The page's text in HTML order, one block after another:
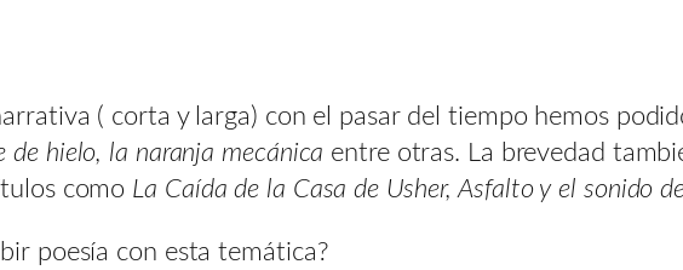
( corta y larga) con el pasar del tiempo hemos
hielo, la naranja mecánica entre otras. La brevedad
como La Caída de la Casa de Usher, Asfalto y el sonido
poesía con esta temática?